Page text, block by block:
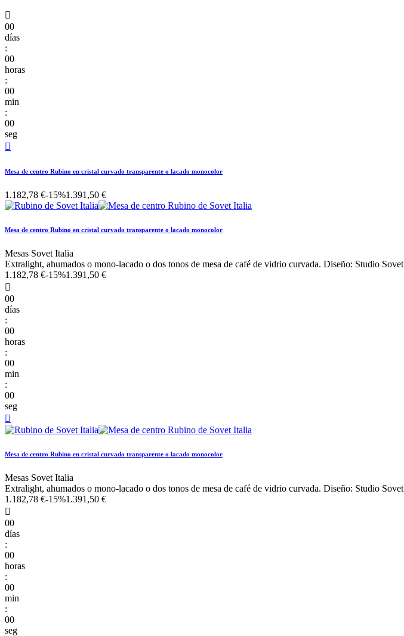

00
días
:
00
horas
:
00
min
:
00
seg

Mesa de centro Rubino en cristal curvado transparente o lacado monocolor
1.182,78 €-15%1.391,50 €
Mesa de centro Rubino en cristal curvado transparente o lacado monocolor
Mesas Sovet Italia
Extralight, ahumados o mono-lacado o dos tonos de mesa de café de vidrio curvada. Diseño: Studio Sovet
1.182,78 €-15%1.391,50 €

00
días
:
00
horas
:
00
min
:
00
seg

Mesa de centro Rubino en cristal curvado transparente o lacado monocolor
Mesas Sovet Italia
Extralight, ahumados o mono-lacado o dos tonos de mesa de café de vidrio curvada. Diseño: Studio Sovet
1.182,78 €-15%1.391,50 €

00
días
:
00
horas
:
00
min
:
00
seg